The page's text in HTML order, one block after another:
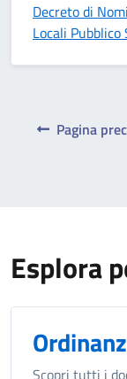
Decreto di
Locali
Pagina
Esplora
Scopri tutti i